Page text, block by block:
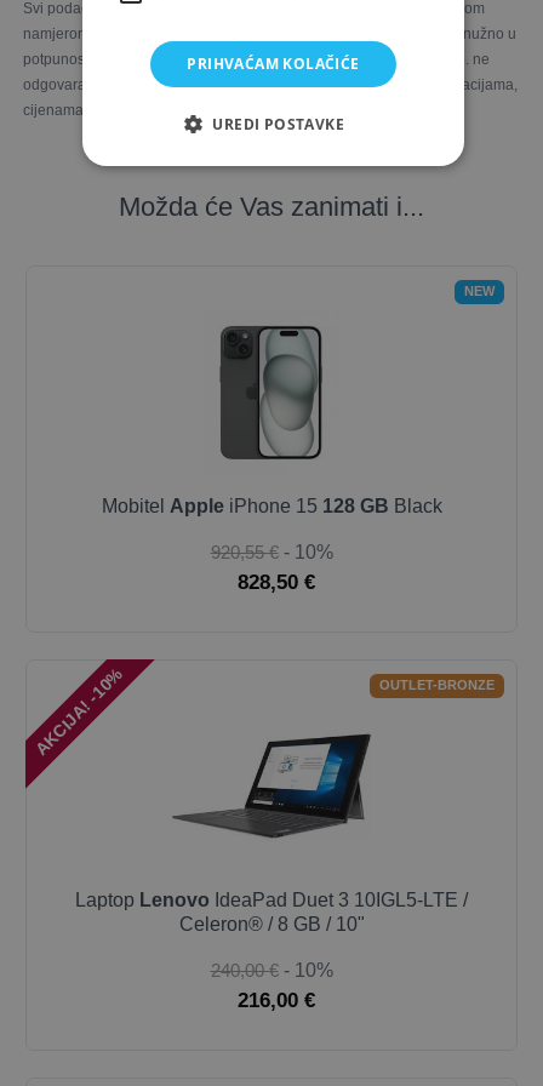
Svi podaci u Opus Computers web trgovini prezentirani su s najboljom
namjerom. Fotografije proizvoda ilustrativne su prirode i ne moraju nužno u
potpunosti odgovarati stvarnim proizvodima. Opus Computers d.o.o. ne
odgovara za eventualne nesukladnosti u slikama, opisima, specifikacijama,
cijenama i raspoloživim količinama proizvoda.
Možda će Vas zanimati i...
NEW
Mobitel AppleiPhone 15 128 GB Black
920,55 € - 10%
828,50 €
AKCIJA! -10% OUTLET-BRONZE
Laptop Lenovo IdeaPad Duet 3 10IGL5-LTE /
Celeron® / 8 GB / 10"
240,00 € - 10%
216,00 €
PRIHVAĆAM KOLAČIĆE
UREDI POSTAVKE